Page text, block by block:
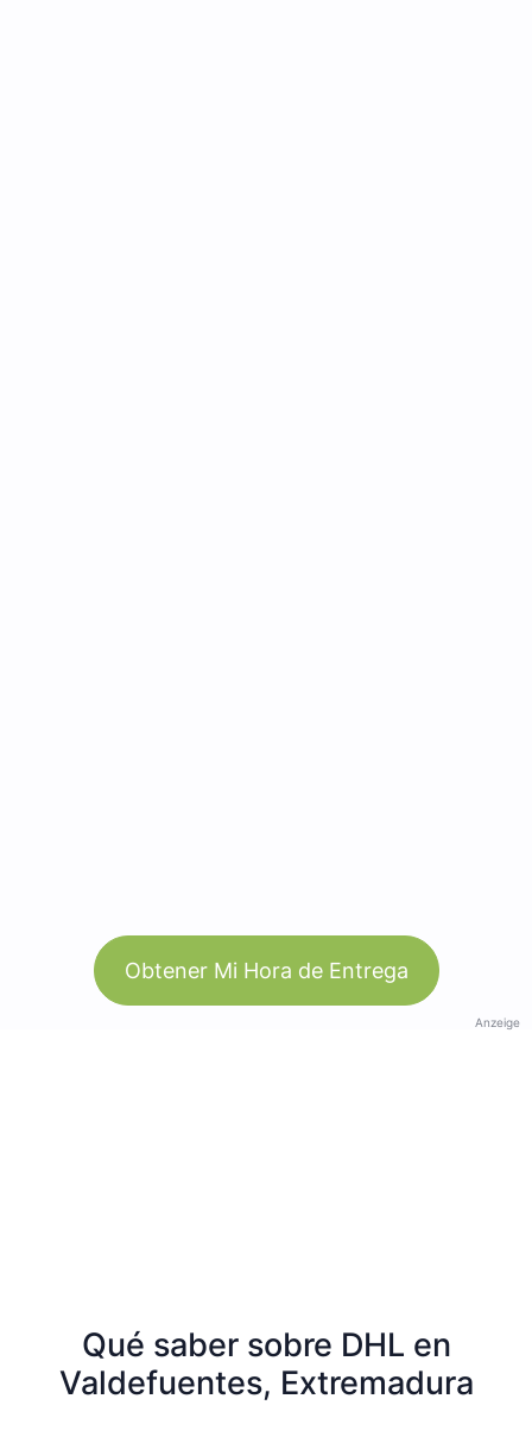
Obtener Mi Hora de Entrega
Anzeige
Qué saber sobre DHL en
Valdefuentes, Extremadura